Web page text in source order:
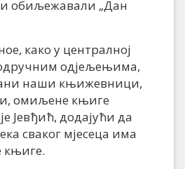
обиљежавали „Дан
како у централној
одјељењима,
наши књижевници,
омиљене књиге
Јевђић, додајући да
сваког мјесеца има
књиге.